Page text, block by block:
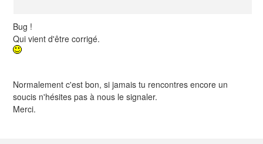
Bug !
Qui vient d'être corrigé.
Normalement c'est bon, si jamais tu rencontres encore un
soucis n'hésites pas à nous le signaler.
Merci.